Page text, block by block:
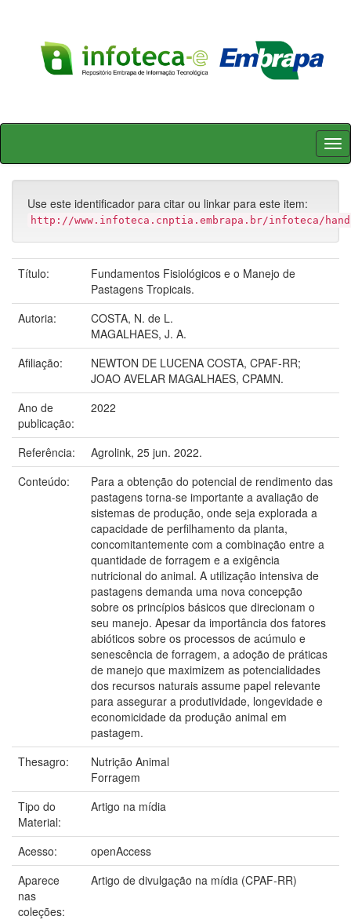
Skip
Use este identificador para citar ou linkar para este item:
http://www.infoteca.cnptia.embrapa.br/infoteca/
Título:
Fundamentos Fisiológicos e o Manejo de
Pastagens Tropicais.
Autoria:
COSTA, N. de L.
MAGALHAES, J. A.
Afiliação:
NEWTON DE LUCENA COSTA, CPAF-RR;
JOAO AVELAR MAGALHAES, CPAMN.
Ano de
publicação:
2022
Referência:
Agrolink, 25 jun. 2022.
Conteúdo:
Para a obtenção do potencial de rendimento das
pastagens torna-se importante a avaliação de
sistemas de produção, onde seja explorada a
capacidade de perfilhamento da planta,
concomitantemente com a combinação entre a
quantidade de forragem e a exigência
nutricional do animal. A utilização intensiva de
pastagens demanda uma nova concepção
sobre os princípios básicos que direcionam o
seu manejo. Apesar da importância dos fatores
abióticos sobre os processos de acúmulo e
senescência de forragem, a adoção de práticas
de manejo que maximizem as potencialidades
dos recursos naturais assume papel relevante
para assegurar a produtividade, longevidade e
economicidade da produção animal em
pastagem.
Thesagro:
Nutrição Animal
Forragem
Tipo do
Material:
Artigo na mídia
Acesso:
openAccess
Aparece
nas
coleções:
Artigo de divulgação na mídia (CPAF-RR)